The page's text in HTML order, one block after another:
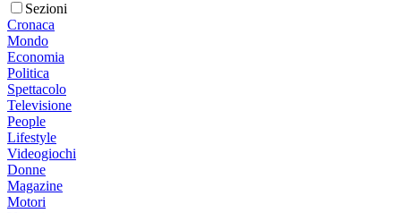
Sezioni
Cronaca
Mondo
Economia
Politica
Spettacolo
Televisione
People
Lifestyle
Videogiochi
Donne
Magazine
Motori